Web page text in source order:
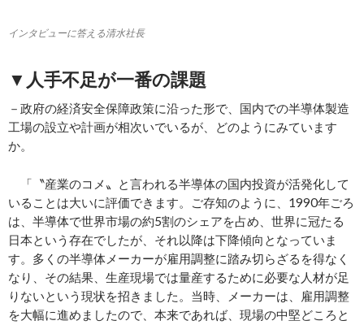
インタビューに答える清水社長
▼人手不足が一番の課題
－政府の経済安全保障政策に沿った形で、国内での半導体製造
工場の設立や計画が相次いでいるが、どのようにみています
か。
「〝産業のコメ〟と言われる半導体の国内投資が活発化して
いることは大いに評価できます。ご存知のように、1990年ごろ
は、半導体で世界市場の約5割のシェアを占め、世界に冠たる
日本という存在でしたが、それ以降は下降傾向となっていま
す。多くの半導体メーカーが雇用調整に踏み切らざるを得なく
なり、その結果、生産現場では量産するために必要な人材が足
りないという現状を招きました。当時、メーカーは、雇用調整
を大幅に進めましたので、本来であれば、現場の中堅どころと